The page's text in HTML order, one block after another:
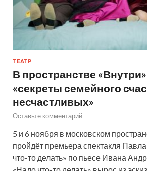
ТЕАТР
В пространстве
«секреты семейного
несчастливых»
Оставьте комментарий
5 и 6 ноября в московском
пройдёт премьера спектакля
что-то делать» по пьесе Ивана